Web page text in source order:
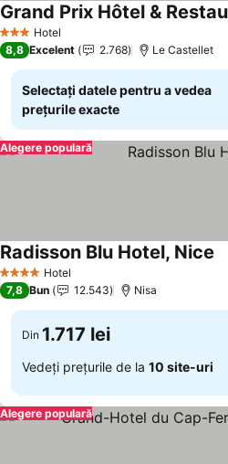
3 SteleHotel
Grand Prix Hôtel &
8,8 Excelent 2.768 Le Castellet
Selectați datele pentru a vedea
prețurile exacte
Alegere populară
4 Stele Hotel
Radisson Blu Hotel, Nice
7,8 Bun 12.543 Nisa
Din 1.717 lei
Vedeți prețurile de la 10 site-uri
Alegere populară